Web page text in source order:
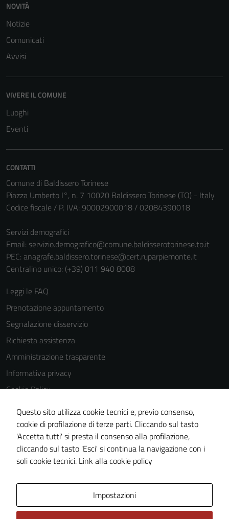
NOVITÀ
Notizie
Comunicati
Avvisi
VIVERE IL COMUNE
Luoghi
Eventi
CONTATTI
Comune di Baldissero Torinese
Piazza Umberto I°, n. 7 10020 Baldissero Torinese (TO) - Italy
Codice fiscale / P. IVA: 90002900018 / 02084390018
Servizi demografici
Email: servizio.demografico@comune.baldisserotorinese.to.it
PEC: anagrafe.baldissero.torinese@cert.ruparpiemonte.it
Centralino unico: (+39) 011 940 8008
Leggi le FAQ
Prenotazione appuntamento
Segnalazione disservizio
Richiesta assistenza
Amministrazione trasparente
Informativa privacy
Cookie Policy
Note legali
Dichiarazione di accessibilità
Meccanismo di feedback
Piano di miglioramento del sito
Questo sito utilizza cookie tecnici e, previo consenso,
cookie di profilazione di terze parti. Cliccando sul tasto
'Accetta tutti' si presta il consenso alla profilazione,
cliccando sul tasto 'Esci' si continua la navigazione con i
soli cookie tecnici. Link alla cookie policy
Impostazioni